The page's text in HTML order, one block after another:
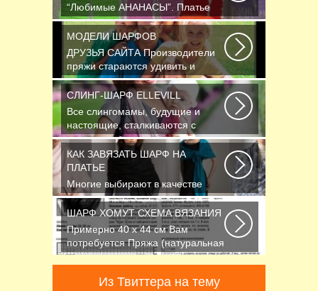
“Любимые АНАНАСЫ”. Платье
связано крючком 1.75...
МОДЕЛИ ШАРФОВ
ДРУЗЬЯ САЙТА Производители
пряжи стараются удивить и
облегчить труд вязальщицам...
СЛИНГ-ШАРФ ELLEVILL
Все слингомамы, будущие и
настоящие, сталкиваются с
проблемой выбора слинга...
КАК ЗАВЯЗАТЬ ШАРФ НА
ПЛАТЬЕ
Многие выбирают в качестве
аксессуара красивый платок или
шарфик, однако...
ШАРФ ХОМУТ СХЕМА ВЯЗАНИЯ
Примерно 40 х 44 см Вам
потребуется Пряжа (натуральная
шерсть, альпака...
Из Твиттера на тему